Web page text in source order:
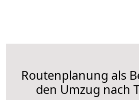
Routenplanung als
den Umzug nach